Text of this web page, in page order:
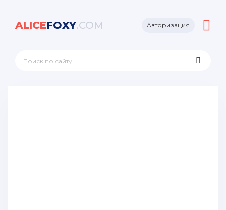
ALICEFOXY.COM Авторизация